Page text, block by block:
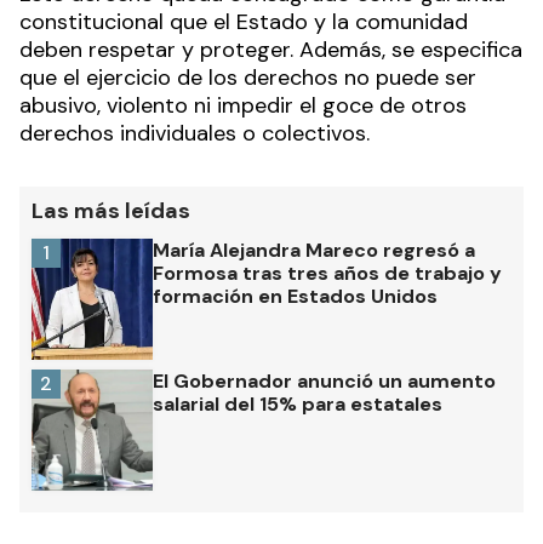
constitucional que el Estado y la comunidad
deben respetar y proteger. Además, se especifica
que el ejercicio de los derechos no puede ser
abusivo, violento ni impedir el goce de otros
derechos individuales o colectivos.
Las más leídas
María Alejandra Mareco regresó a
Formosa tras tres años de trabajo y
formación en Estados Unidos
1
El Gobernador anunció un aumento
salarial del 15% para estatales
2